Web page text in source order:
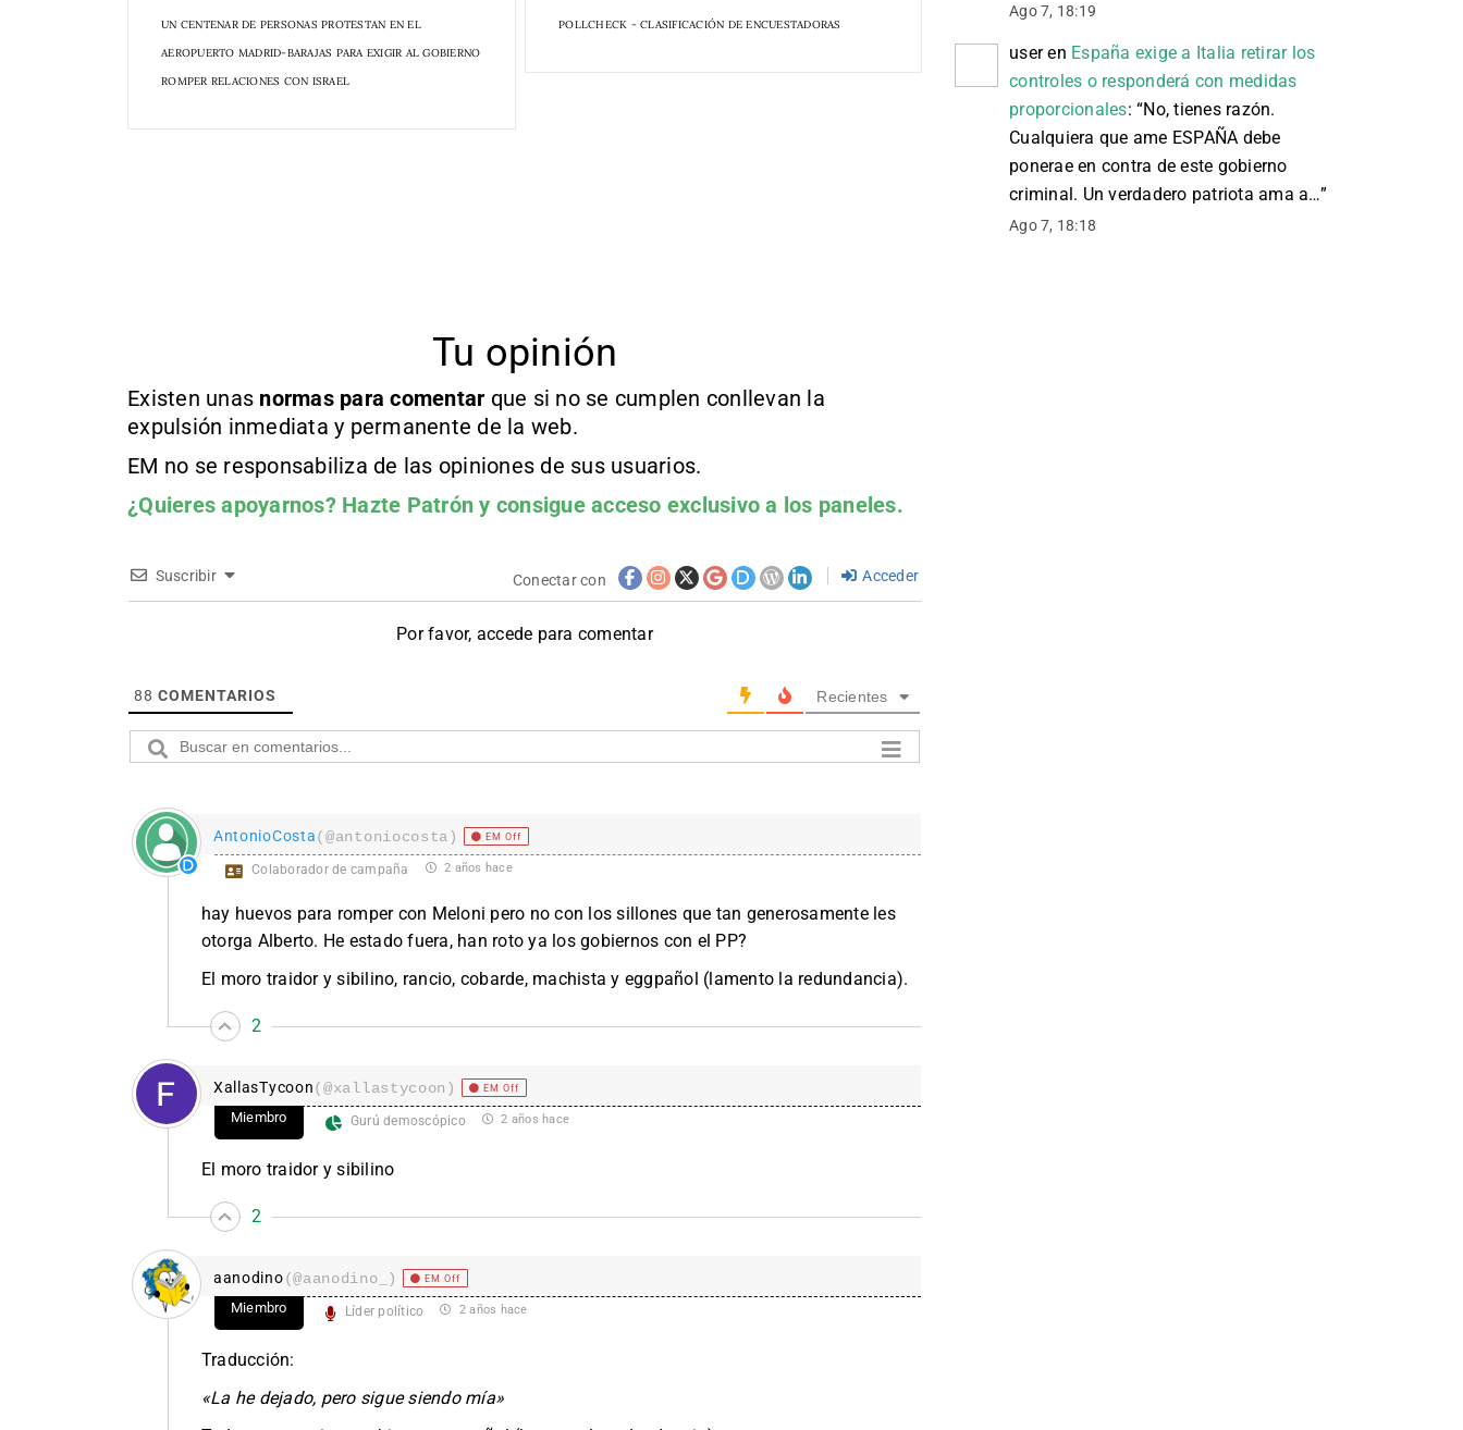
UN CENTENAR DE PERSONAS PROTESTAN EN EL
AEROPUERTO MADRID-BARAJAS PARA EXIGIR AL GOBIERNO
ROMPER RELACIONES CON ISRAEL
POLLCHECK - CLASIFICACIÓN DE ENCUESTADORAS
Tu opinión
Existen unas normas para comentar que si no se cumplen conllevan la
expulsión inmediata y permanente de la web.
EM no se responsabiliza de las opiniones de sus usuarios.
¿Quieres apoyarnos? Hazte Patrón y consigue acceso exclusivo a los paneles.
Suscribir Conectar con Acceder
Por favor, accede para comentar
88 COMENTARIOS Recientes
AntonioCosta(@antoniocosta) EM Off
Colaborador de campaña 2 años hace
hay huevos para romper con Meloni pero no con los sillones que tan generosamente les
otorga Alberto. He estado fuera, han roto ya los gobiernos con el PP?
El moro traidor y sibilino, rancio, cobarde, machista y eggpañol (lamento la redundancia).
2
XallasTycoon(@xallastycoon) EM Off
Miembro Gurú demoscópico 2 años hace
El moro traidor y sibilino
2
aanodino(@aanodino_) EM Off
Miembro Líder político 2 años hace
Traducción:
«La he dejado, pero sigue siendo mía»
Ago 7, 18:19
useren España exige a Italia retirar los
controles o responderá con medidas
proporcionales: “No, tienes razón.
Cualquiera que ame ESPAÑA debe
ponerae en contra de este gobierno
criminal. Un verdadero patriota ama a…”
Ago 7, 18:18